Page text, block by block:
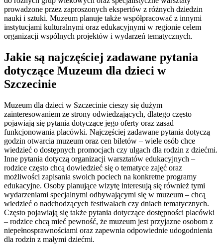
prowadzone przez zaproszonych ekspertów z różnych dziedzin
nauki i sztuki. Muzeum planuje także współpracować z innymi
instytucjami kulturalnymi oraz edukacyjnymi w regionie celem
organizacji wspólnych projektów i wydarzeń tematycznych.
Jakie są najczęściej zadawane pytania
dotyczące Muzeum dla dzieci w
Szczecinie
Muzeum dla dzieci w Szczecinie cieszy się dużym
zainteresowaniem ze strony odwiedzających, dlatego często
pojawiają się pytania dotyczące jego oferty oraz zasad
funkcjonowania placówki. Najczęściej zadawane pytania dotyczą
godzin otwarcia muzeum oraz cen biletów – wiele osób chce
wiedzieć o dostępnych promocjach czy ulgach dla rodzin z dziećmi.
Inne pytania dotyczą organizacji warsztatów edukacyjnych –
rodzice często chcą dowiedzieć się o tematyce zajęć oraz
możliwości zapisania swoich pociech na konkretne programy
edukacyjne. Osoby planujące wizytę interesują się również tymi
wydarzeniami specjalnymi odbywającymi się w muzeum – chcą
wiedzieć o nadchodzących festiwalach czy dniach tematycznych.
Często pojawiają się także pytania dotyczące dostępności placówki
– rodzice chcą mieć pewność, że muzeum jest przyjazne osobom z
niepełnosprawnościami oraz zapewnia odpowiednie udogodnienia
dla rodzin z małymi dziećmi.